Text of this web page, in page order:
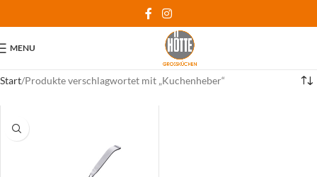
MENU
Start Produkte verschlagwortet mit „Kuchenheber“